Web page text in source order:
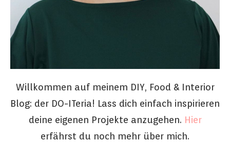
Willkommen auf meinem DIY, Food & Interior
Blog: der DO-ITeria! Lass dich einfach inspirieren
deine eigenen Projekte anzugehen. Hier
erfährst du noch mehr über mich.